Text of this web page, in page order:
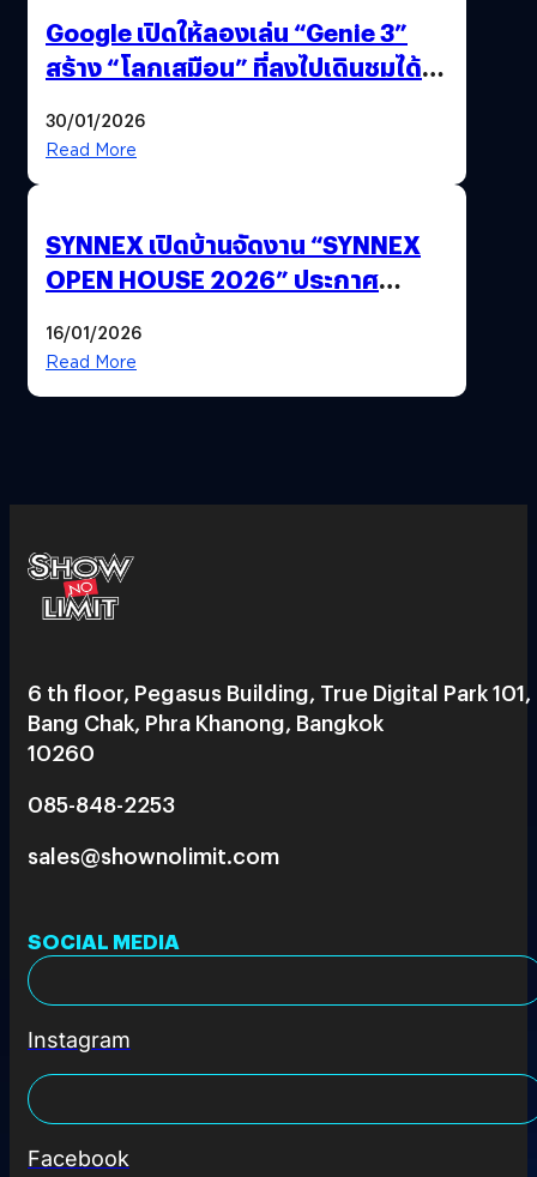
Google เปิดให้ลองเล่น “Genie 3”
สร้าง “โลกเสมือน” ที่ลงไปเดินชมได้
30/01/2026
Read More
SYNNEX เปิดบ้านจัดงาน “SYNNEX
OPEN HOUSE 2026” ประกาศ
ได้ 53,000 ล้านบาท
16/01/2026
Read More
6 th floor, Pegasus Building, True Digital Park 101,
Bang Chak, Phra Khanong, Bangkok
10260
085-848-2253
sales@shownolimit.com
SOCIAL MEDIA
Instagram
Facebook